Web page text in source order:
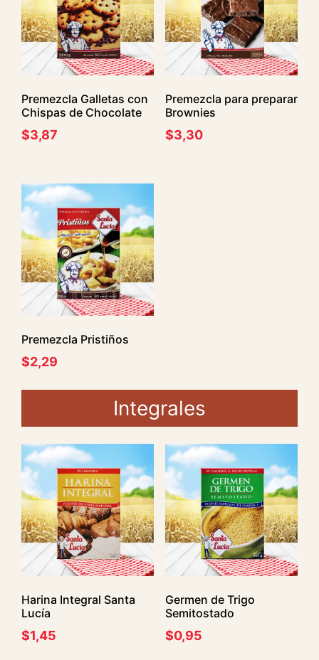
Premezcla Galletas con
Chispas de Chocolate
$3,87
Premezcla para preparar
Brownies
$3,30
Premezcla Pristiños
$2,29
Integrales
Harina Integral Santa
Lucía
$1,45
Germen de Trigo
Semitostado
$0,95